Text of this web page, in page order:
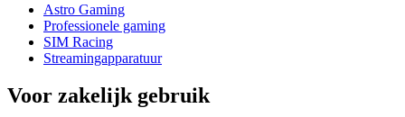
Astro Gaming
Professionele gaming
SIM Racing
Streamingapparatuur
Voor zakelijk gebruik